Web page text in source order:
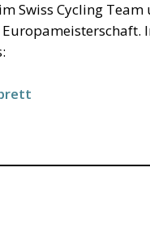
Swiss Cycling